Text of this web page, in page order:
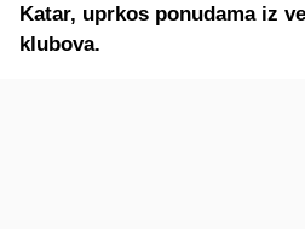
Katar, uprkos ponudama iz
klubova.